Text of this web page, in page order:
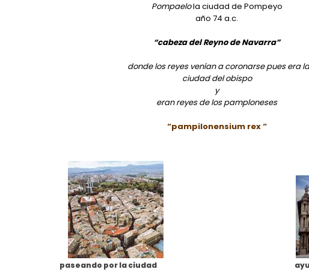
Pompaelola ciudad de Pompeyo
año 74 a.c.
“cabeza del Reyno de Navarra”
donde los reyes venían a coronarse pues era la
ciudad del obispo
y
eran reyes de los pamploneses
“pampilonensium rex “
paseando por la ciudad